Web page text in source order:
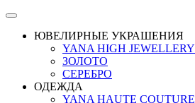
ЮВЕЛИРНЫЕ УКРАШЕНИЯ
YANA HIGH JEWELLERY
ЗОЛОТО
СЕРЕБРО
ОДЕЖДА
YANA HAUTE COUTURE